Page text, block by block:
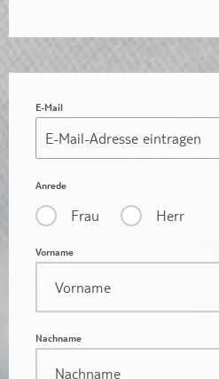
E-Mail
Anrede
Frau Herr
Vorname
Nachname